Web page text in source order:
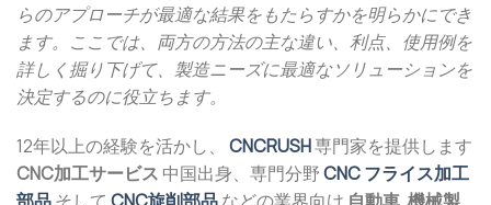
らのアプローチが最適な結果をもたらすかを明らかにでき
ます。ここでは、両方の方法の主な違い、利点、使用例を
詳しく掘り下げて、製造ニーズに最適なソリューションを
決定するのに役立ちます。
12年以上の経験を活かし、 CNCRUSH専門家を提供します
CNC加工サービス 中国出身、専門分野CNC フライス加工